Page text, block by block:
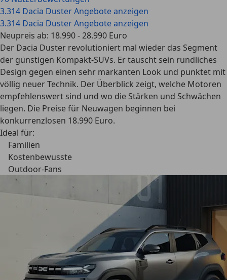
3.314 Dacia Duster Angebote anzeigen
3.314 Dacia Duster Angebote anzeigen
Neupreis ab: 18.990 - 28.990 Euro
Der Dacia Duster revolutioniert mal wieder das Segment
der günstigen Kompakt-SUVs. Er tauscht sein rundliches
Design gegen einen sehr markanten Look und punktet mit
völlig neuer Technik. Der Überblick zeigt, welche Motoren
empfehlenswert sind und wo die Stärken und Schwächen
liegen. Die Preise für Neuwagen beginnen bei
konkurrenzlosen 18.990 Euro.
Ideal für:
Familien
Kostenbewusste
Outdoor-Fans